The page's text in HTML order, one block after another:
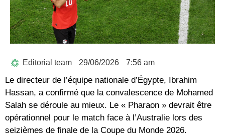
Editorial team 29/06/2026 7:56 am
Le directeur de l’équipe nationale d’Égypte, Ibrahim
Hassan, a confirmé que la convalescence de Mohamed
Salah se déroule au mieux. Le « Pharaon » devrait être
opérationnel pour le match face à l’Australie lors des
seizièmes de finale de la Coupe du Monde 2026.